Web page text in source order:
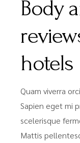
Body
hotels
Quam viverra
Sapien eget mi
scelerisque
Mattis